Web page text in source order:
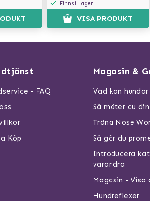
Finns i Lager
VISA PRODUKT
- FAQ
Köp
Magasin &
Vad kan
Så mäter du din
Träna Nose
Så gör du
Introducera
varandra
Magasin - Visa
Hundreflexer